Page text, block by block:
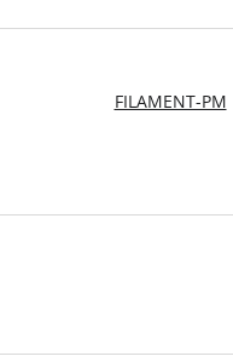
FILAMENT-PM